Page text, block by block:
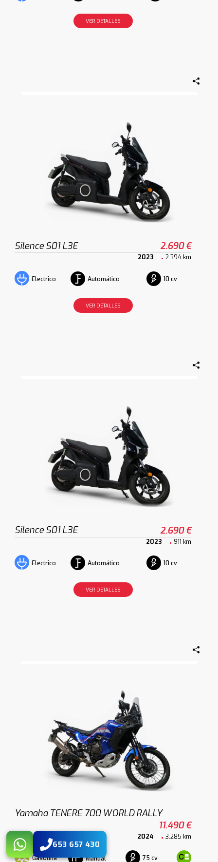
VER DETALLES
Silence S01 L3E 2.690 €
2023 2.394 km
Electrico Automático 10 cv
VER DETALLES
Silence S01 L3E 2.690 €
2023 911 km
Electrico Automático 10 cv
VER DETALLES
Yamaha TENERE 700 WORLD RALLY
11.490 €
2024 3.285 km
Gasolina Manual 75 cv
653 657 430